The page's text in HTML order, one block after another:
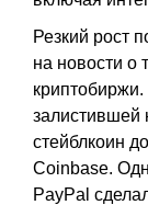
Резкий рост
на новости о
залистившей
стейблкоин
Coinbase.
PayPal